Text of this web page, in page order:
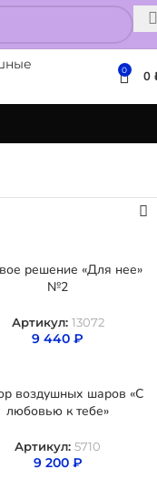
0 0
решение «Для нее»
№2
Артикул: 13072
9 440 ₽
воздушных шаров «С
любовью к тебе»
Артикул: 5710
9 200 ₽